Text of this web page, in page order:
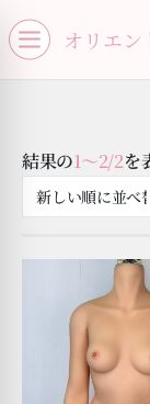
Open menu
オリエン
お買い
menu
結果の1〜2/2を